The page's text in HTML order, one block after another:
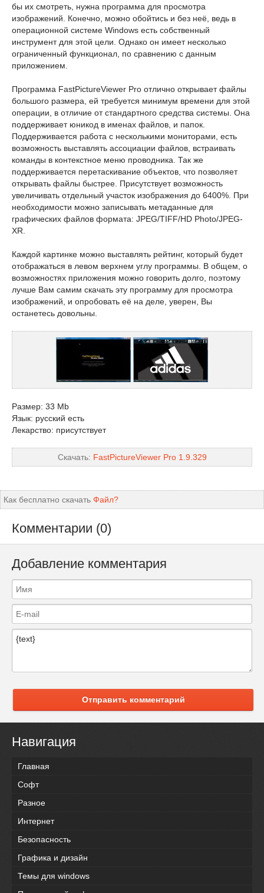
бы их смотреть, нужна программа для просмотра
изображений. Конечно, можно обойтись и без неё, ведь в
операционной системе Windows есть собственный
инструмент для этой цели. Однако он имеет несколько
ограниченный функционал, по сравнению с данным
приложением.
Программа FastPictureViewer Pro отлично открывает файлы
большого размера, ей требуется минимум времени для этой
операции, в отличие от стандартного средства системы. Она
поддерживает юникод в именах файлов, и папок.
Поддерживается работа с несколькими мониторами, есть
возможность выставлять ассоциации файлов, встраивать
команды в контекстное меню проводника. Так же
поддерживается перетаскивание объектов, что позволяет
открывать файлы быстрее. Присутствует возможность
увеличивать отдельный участок изображения до 6400%. При
необходимости можно записывать метаданные для
графических файлов формата: JPEG/TIFF/HD Photo/JPEG-
XR.
Каждой картинке можно выставлять рейтинг, который будет
отображаться в левом верхнем углу программы. В общем, о
возможностях приложения можно говорить долго, поэтому
лучше Вам самим скачать эту программу для просмотра
изображений, и опробовать её на деле, уверен, Вы
останетесь довольны.
Размер: 33 Mb
Язык: русский есть
Лекарство: присутствует
Скачать: FastPictureViewer Pro 1.9.329
Как бесплатно скачать Файл?
Комментарии (0)
Добавление комментария
Отправить комментарий
Навигация
Главная
Софт
Разное
Интернет
Безопасность
Графика и дизайн
Темы для windows